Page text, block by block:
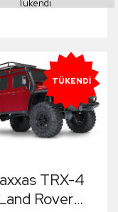
Edici
Tükendi
TÜKENDI
TRX-4
Rover